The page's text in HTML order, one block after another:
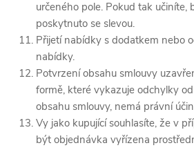
určeného pole. Pokud tak učiníte,
poskytnuto se slevou.
Přijetí nabídky s dodatkem nebo
nabídky.
Potvrzení obsahu smlouvy
formě, které vykazuje odchylky
obsahu smlouvy, nemá právní
Vy jako kupující souhlasíte, že v
být objednávka vyřízena